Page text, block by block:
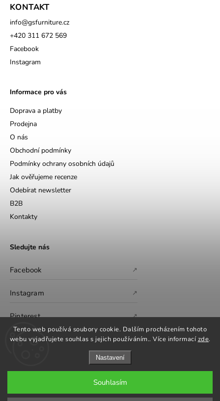
Tento web používá soubory cookie. Dalším procházením tohoto
webu vyjadřujete souhlas s jejich používáním.. Více informacízde.
Nastavení
Souhlasím
KONTAKT
info@gsfurniture.cz
+420 311 672 569
Facebook
Instagram
Informace pro vás
Doprava a platby
Prodejna
O nás
Obchodní podmínky
Podmínky ochrany osobních údajů
Jak ověřujeme recenze
Odebírat newsletter
B2B
Kontakty
Sledujte nás
Facebook ↗
Instagram ↗
Pinterest ↗
Upravit nastavení cookies